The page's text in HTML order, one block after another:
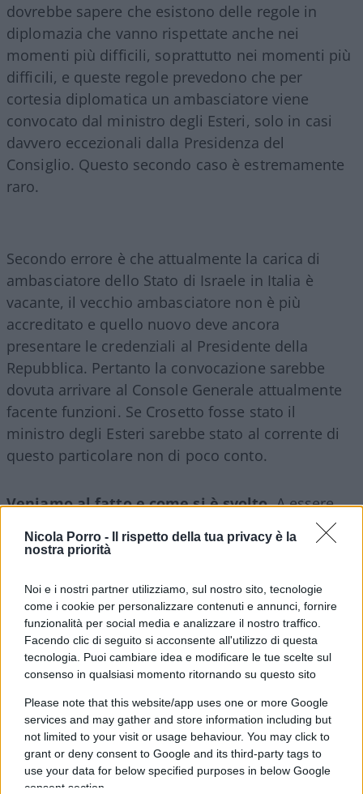
Nicola Porro -
Il rispetto della tua privacy è la
nostra priorità
Noi e i nostri partner utilizziamo, sul nostro sito, tecnologie
come i cookie per personalizzare contenuti e annunci, fornire
funzionalità per social media e analizzare il nostro traffico.
Facendo clic di seguito si acconsente all'utilizzo di questa
tecnologia. Puoi cambiare idea e modificare le tue scelte sul
consenso in qualsiasi momento ritornando su questo sito
Please note that this website/app uses one or more Google
services and may gather and store information including but
not limited to your visit or usage behaviour. You may click to
grant or deny consent to Google and its third-party tags to
use your data for below specified purposes in below Google
consent section.
dovrebbe sapere che esistono delle regole in
diplomazia che vanno rispettate anche nei
momenti più difficili, soprattutto nei momenti più
difficili, e queste regole prevedono che per
cortesia diplomatica un ambasciatore viene
convocato dal ministro degli Esteri, solo in casi
davvero eccezionali dalla Presidenza del
Consiglio. Questo secondo caso è estremamente
raro.
Secondo errore è che attualmente la carica di
ambasciatore dello Stato di Israele in Italia è
vacante, il vecchio ambasciatore non è più
accreditato e quello nuovo deve ancora
presentare le credenziali al Presidente della
Repubblica. Pertanto la convocazione sarebbe
dovuta arrivare al Console Generale attualmente
facente funzioni. Se Crosetto fosse stato il
ministro degli Esteri sarebbe stato al corrente di
questo particolare non di poco conto.
Veniamo al fatto e come si è svolto. Aessere
NIFIL
presidiata da soldati italiani, ma una torretta, un
montate quattro telecamere basculanti.È
necessario sottolineare che fino a quando il
comando era in mano agli italiani i contatti fra
l’IDF e l’UNIFIL erano continui, ma da quando c’è
stato il passaggio di consegne a favore degli
spagnoli tutto questo si è ridotto al minimo
sindacale, anzi, sotto il minimo sindacale.In
quella che è una zona di guerra aperta, il
comando dell’esercito israeliano aveva contattato
nelle ultime dodici ore,